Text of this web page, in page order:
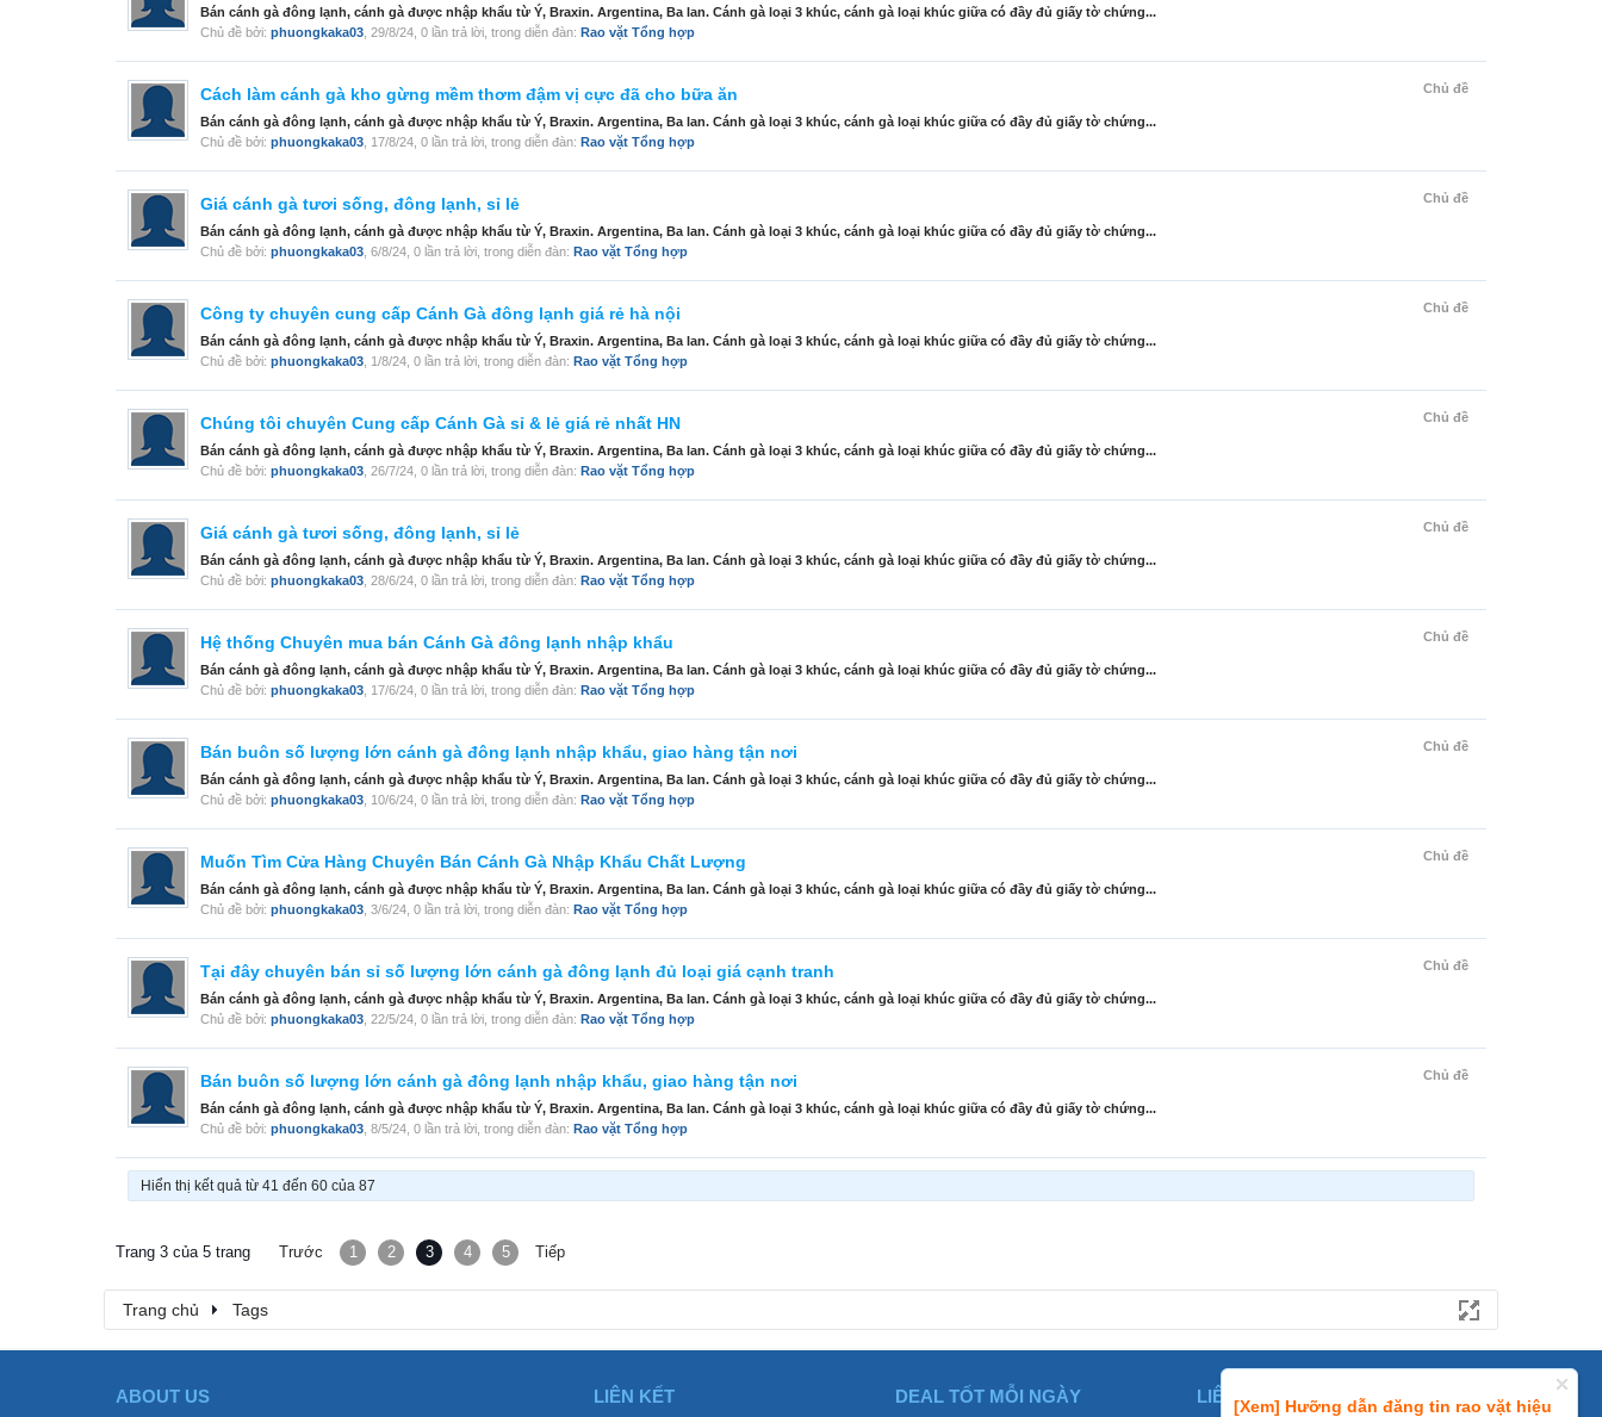
[Xem] Hưỡng dẫn đăng tin rao vặt hiệu
Bán cánh gà đông lạnh, cánh gà được nhập khẩu từ Ý, Braxin. Argentina, Ba lan. Cánh gà loại 3 khúc, cánh gà loại khúc giữa có đầy đủ giấy tờ chứng...
Chủ đề bởi: phuongkaka03 29/8/24 , 0 lần trả lời, trong diễn đàn: Rao vặt Tổng hợp
Chủ đề
Cách làm cánh gà kho gừng mềm thơm đậm vị cực đã cho bữa ăn
Bán cánh gà đông lạnh, cánh gà được nhập khẩu từ Ý, Braxin. Argentina, Ba lan. Cánh gà loại 3 khúc, cánh gà loại khúc giữa có đầy đủ giấy tờ chứng...
Chủ đề bởi: phuongkaka03 17/8/24 , 0 lần trả lời, trong diễn đàn: Rao vặt Tổng hợp
Chủ đề
Giá cánh gà tươi sống, đông lạnh, sỉ lẻ
Bán cánh gà đông lạnh, cánh gà được nhập khẩu từ Ý, Braxin. Argentina, Ba lan. Cánh gà loại 3 khúc, cánh gà loại khúc giữa có đầy đủ giấy tờ chứng...
Chủ đề bởi: phuongkaka03 6/8/24 , 0 lần trả lời, trong diễn đàn: Rao vặt Tổng hợp
Chủ đề
Công ty chuyên cung cấp Cánh Gà đông lạnh giá rẻ hà nội
Bán cánh gà đông lạnh, cánh gà được nhập khẩu từ Ý, Braxin. Argentina, Ba lan. Cánh gà loại 3 khúc, cánh gà loại khúc giữa có đầy đủ giấy tờ chứng...
Chủ đề bởi: phuongkaka03 1/8/24 , 0 lần trả lời, trong diễn đàn: Rao vặt Tổng hợp
Chủ đề
Chúng tôi chuyên Cung cấp Cánh Gà sỉ & lẻ giá rẻ nhất HN
Bán cánh gà đông lạnh, cánh gà được nhập khẩu từ Ý, Braxin. Argentina, Ba lan. Cánh gà loại 3 khúc, cánh gà loại khúc giữa có đầy đủ giấy tờ chứng...
Chủ đề bởi: phuongkaka03 26/7/24 , 0 lần trả lời, trong diễn đàn: Rao vặt Tổng hợp
Chủ đề
Giá cánh gà tươi sống, đông lạnh, sỉ lẻ
Bán cánh gà đông lạnh, cánh gà được nhập khẩu từ Ý, Braxin. Argentina, Ba lan. Cánh gà loại 3 khúc, cánh gà loại khúc giữa có đầy đủ giấy tờ chứng...
Chủ đề bởi: phuongkaka03 28/6/24 , 0 lần trả lời, trong diễn đàn: Rao vặt Tổng hợp
Chủ đề
Hệ thống Chuyên mua bán Cánh Gà đông lạnh nhập khẩu
Bán cánh gà đông lạnh, cánh gà được nhập khẩu từ Ý, Braxin. Argentina, Ba lan. Cánh gà loại 3 khúc, cánh gà loại khúc giữa có đầy đủ giấy tờ chứng...
Chủ đề bởi: phuongkaka03 17/6/24 , 0 lần trả lời, trong diễn đàn: Rao vặt Tổng hợp
Chủ đề
Bán buôn số lượng lớn cánh gà đông lạnh nhập khẩu, giao hàng tận nơi
Bán cánh gà đông lạnh, cánh gà được nhập khẩu từ Ý, Braxin. Argentina, Ba lan. Cánh gà loại 3 khúc, cánh gà loại khúc giữa có đầy đủ giấy tờ chứng...
Chủ đề bởi: phuongkaka03 10/6/24 , 0 lần trả lời, trong diễn đàn: Rao vặt Tổng hợp
Chủ đề
Muốn Tìm Cửa Hàng Chuyên Bán Cánh Gà Nhập Khẩu Chất Lượng
Bán cánh gà đông lạnh, cánh gà được nhập khẩu từ Ý, Braxin. Argentina, Ba lan. Cánh gà loại 3 khúc, cánh gà loại khúc giữa có đầy đủ giấy tờ chứng...
Chủ đề bởi: phuongkaka03 3/6/24 , 0 lần trả lời, trong diễn đàn: Rao vặt Tổng hợp
Chủ đề
Tại đây chuyên bán sỉ số lượng lớn cánh gà đông lạnh đủ loại giá cạnh tranh
Bán cánh gà đông lạnh, cánh gà được nhập khẩu từ Ý, Braxin. Argentina, Ba lan. Cánh gà loại 3 khúc, cánh gà loại khúc giữa có đầy đủ giấy tờ chứng...
Chủ đề bởi: phuongkaka03 22/5/24 , 0 lần trả lời, trong diễn đàn: Rao vặt Tổng hợp
Chủ đề
Bán buôn số lượng lớn cánh gà đông lạnh nhập khẩu, giao hàng tận nơi
Bán cánh gà đông lạnh, cánh gà được nhập khẩu từ Ý, Braxin. Argentina, Ba lan. Cánh gà loại 3 khúc, cánh gà loại khúc giữa có đầy đủ giấy tờ chứng...
Chủ đề bởi: phuongkaka03 8/5/24 , 0 lần trả lời, trong diễn đàn: Rao vặt Tổng hợp
Hiển thị kết quả từ 41 đến 60 của 87
Trang 3 của 5 trang Trước 1 2 3 4 5 Tiếp
Trang chủ Tags
ABOUT US LIÊN KẾT DEAL TỐT MỖI NGÀY LIÊN HỆ